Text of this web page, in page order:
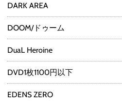
DARK AREA
DOOM/ドゥーム
DuaL Heroine
DVD1枚1100円以下
EDENS ZERO